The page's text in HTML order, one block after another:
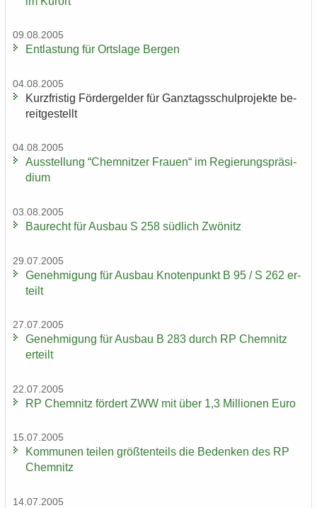
09.08.2005
Ent­las­tung für Orts­la­ge Ber­gen
04.08.2005
Kurz­fris­tig För­der­gel­der für Ganz­tags­schul­pro­jek­te be­
reit­ge­stellt
04.08.2005
Aus­stel­lung “Chem­nit­zer Frau­en“ im Re­gie­rungs­prä­si­
di­um
03.08.2005
Bau­recht für Aus­bau S 258 süd­lich Zwö­nitz
29.07.2005
Ge­neh­mi­gung für Aus­bau Kno­ten­punkt B 95 / S 262 er­
teilt
27.07.2005
Ge­neh­mi­gung für Aus­bau B 283 durch RP Chem­nitz
er­teilt
22.07.2005
RP Chem­nitz för­dert ZWW mit über 1,3 Mil­lio­nen Euro
15.07.2005
Kom­mu­nen tei­len größ­ten­teils die Be­den­ken des RP
Chem­nitz
14.07.2005